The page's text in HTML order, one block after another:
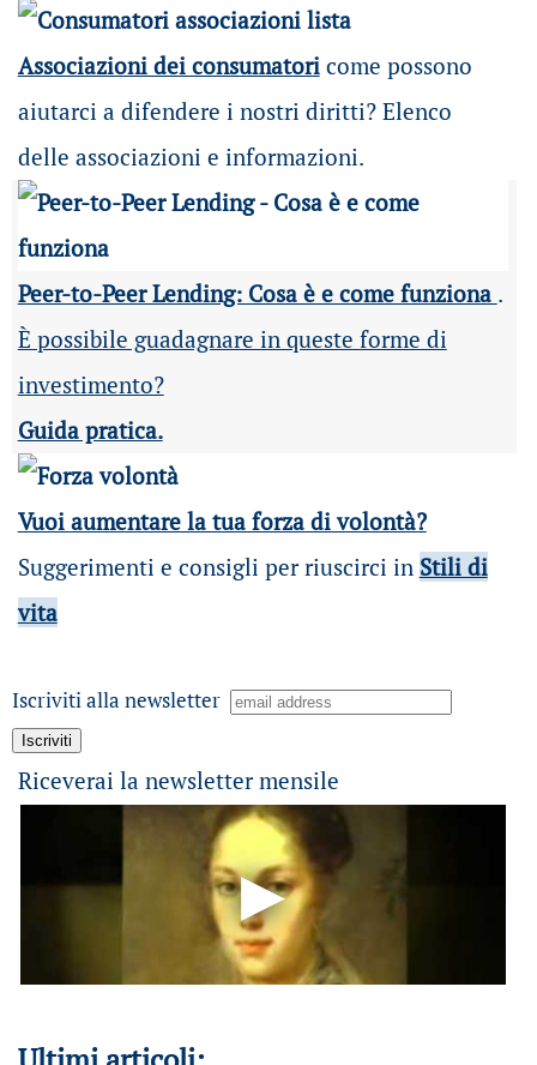
Associazioni dei consumatoricome possono
aiutarci a difendere i nostri diritti? Elenco
delle associazioni e informazioni.
Peer-to-Peer Lending: Cosa è e come funziona .
È possibile guadagnare in queste forme di
investimento?
Guida pratica.
Vuoi aumentare la tua forza di volontà?
Suggerimenti e consigli per riuscirci in Stili di
vita
Iscriviti alla newsletter
Riceverai la newsletter mensile